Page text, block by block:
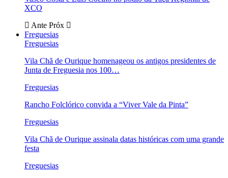
XCO
Ante Próx
Freguesias
Freguesias
Vila Chã de Ourique homenageou os antigos presidentes de
Junta de Freguesia nos 100…
Freguesias
Rancho Folclórico convida a “Viver Vale da Pinta”
Freguesias
Vila Chã de Ourique assinala datas históricas com uma grande
festa
Freguesias